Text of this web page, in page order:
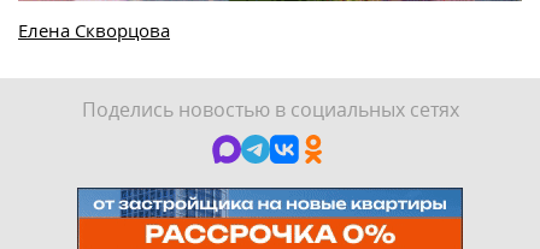
Елена Скворцова
Поделись новостью в социальных сетях